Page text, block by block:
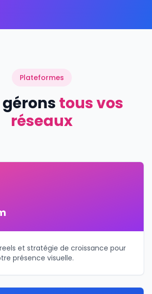
Plateformes
tous vos
réseaux
et stratégie de croissance pour
présence visuelle.